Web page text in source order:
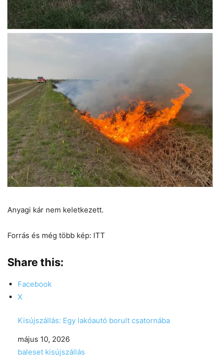
Anyagi kár nem keletkezett.
Forrás és még több kép: ITT
Share this:
Facebook
X
Kisújszállás: Egy lakóautó borult csatornába
Date
május 10, 2026
In relation to
baleset kisújszállás